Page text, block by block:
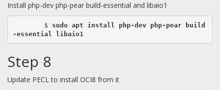
Install php-dev php-pear build-essential and libaio1
	$
sudo apt install php-dev php-pear build
-essential libaio1
Step 8
Update PECL to install OCI8 from it